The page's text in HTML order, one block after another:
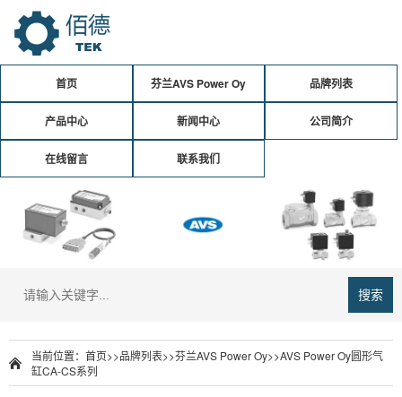
首页 芬兰AVS Power Oy 品牌列表
产品中心 新闻中心 公司简介
在线留言 联系我们
搜索
当前位置： 首页>>品牌列表>>芬兰AVS Power Oy>>AVS Power Oy圆形气
缸CA-CS系列